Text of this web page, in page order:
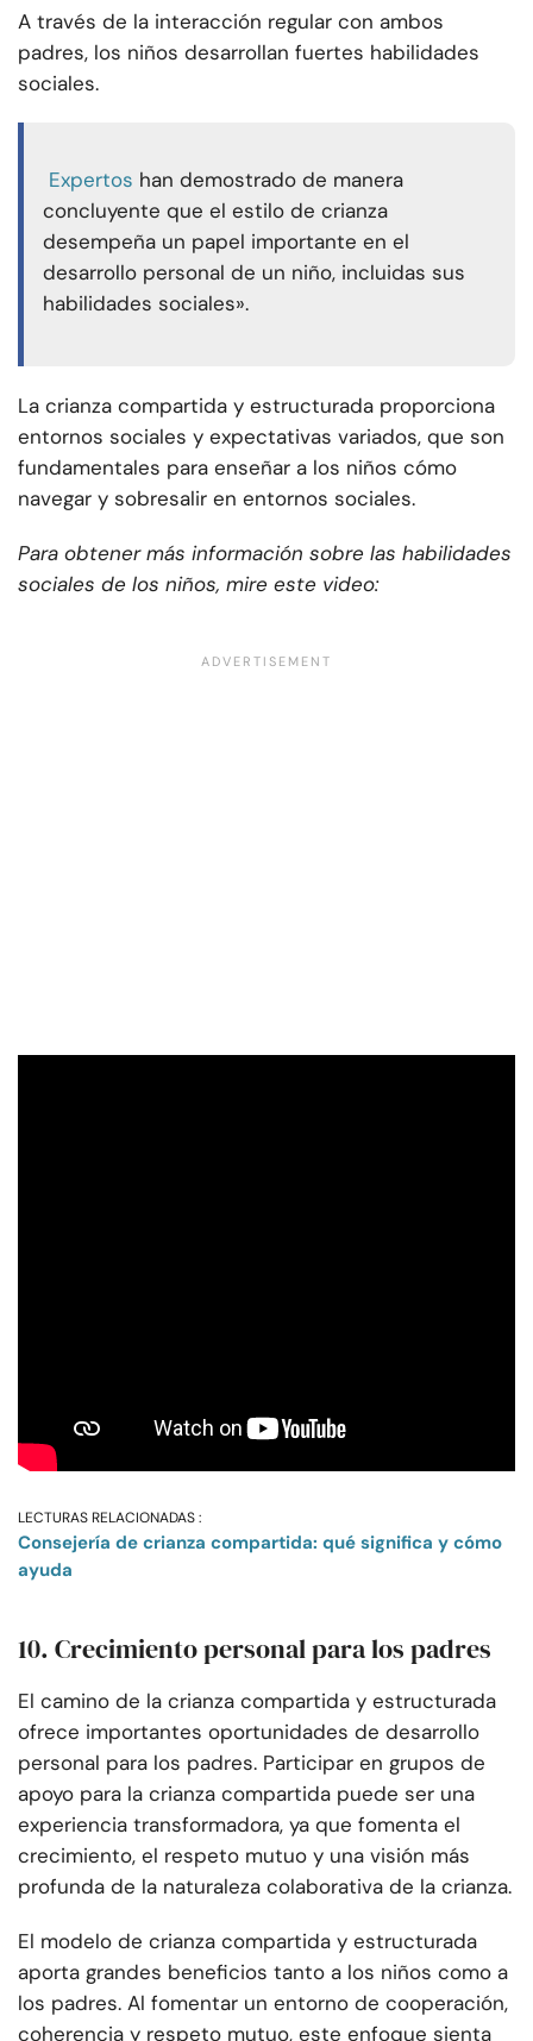
A través de la interacción regular con ambos
padres, los niños desarrollan fuertes habilidades
sociales.
Expertos han demostrado de manera
concluyente que el estilo de crianza
desempeña un papel importante en el
desarrollo personal de un niño, incluidas sus
habilidades sociales».
La crianza compartida y estructurada proporciona
entornos sociales y expectativas variados, que son
fundamentales para enseñar a los niños cómo
navegar y sobresalir en entornos sociales.
Para obtener más información sobre las habilidades
sociales de los niños, mire este video:
LECTURAS RELACIONADAS :
Consejería de crianza compartida: qué significa y cómo
ayuda
10. Crecimiento personal para los padres
El camino de la crianza compartida y estructurada
ofrece importantes oportunidades de desarrollo
personal para los padres. Participar en grupos de
apoyo para la crianza compartida puede ser una
experiencia transformadora, ya que fomenta el
crecimiento, el respeto mutuo y una visión más
profunda de la naturaleza colaborativa de la crianza.
El modelo de crianza compartida y estructurada
aporta grandes beneficios tanto a los niños como a
los padres. Al fomentar un entorno de cooperación,
coherencia y respeto mutuo, este enfoque sienta